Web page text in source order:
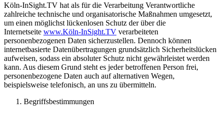
Köln-InSight.TV hat als für die Verarbeitung Verantwortliche
zahlreiche technische und organisatorische Maßnahmen umgesetzt,
um einen möglichst lückenlosen Schutz der über die
Internetseite www.Köln-InSight.TV verarbeiteten
personenbezogenen Daten sicherzustellen. Dennoch können
internetbasierte Datenübertragungen grundsätzlich Sicherheitslücken
aufweisen, sodass ein absoluter Schutz nicht gewährleistet werden
kann. Aus diesem Grund steht es jeder betroffenen Person frei,
personenbezogene Daten auch auf alternativen Wegen,
beispielsweise telefonisch, an uns zu übermitteln.
Begriffsbestimmungen